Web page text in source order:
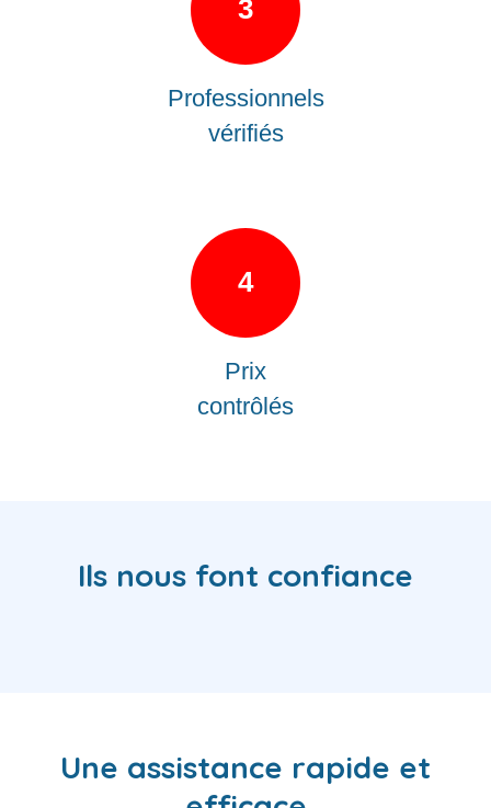
3
Professionnels
vérifiés
4
Prix
contrôlés
Ils nous font confiance
Une assistance rapide et